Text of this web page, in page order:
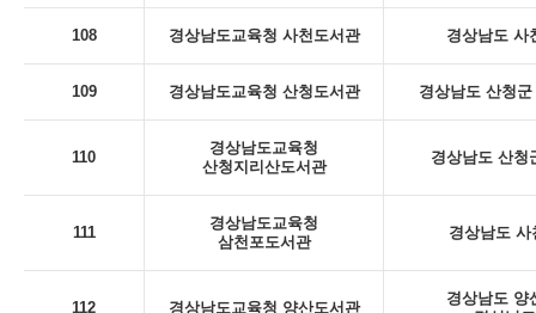
108 경상남도교육청 사천도서관 경상남도 사
109 경상남도교육청 산청도서관 경상남도 산청
110
경상남도교육청
산청지리산도서관
경상남도 산청
111
경상남도교육청
삼천포도서관
경상남도 사
112 경상남도교육청 양산도서관
경상남도 양